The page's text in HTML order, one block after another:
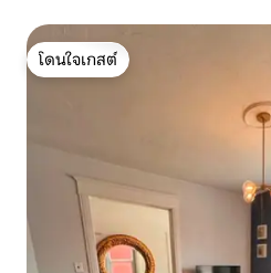
โดนใจเกสต์
โดนใจเกสต์